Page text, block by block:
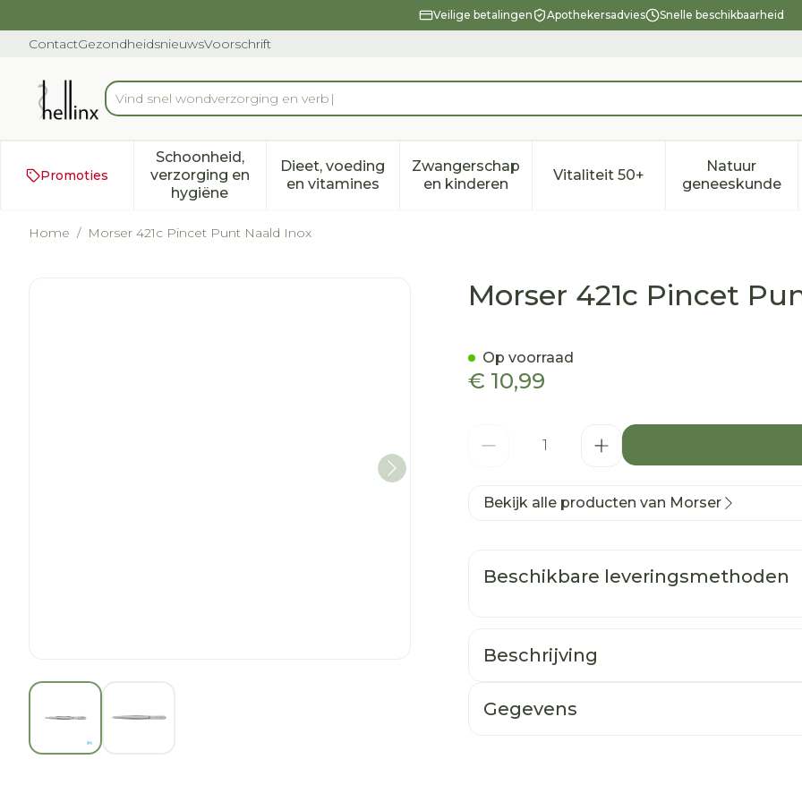
Veilige betalingen Apothekersadvies Snelle beschikbaarheid
ContactGezondheidsnieuwsVoorschrift
Product, merk, categorie...
Vind snel won
Promoties
Schoonheid,
verzorging en
hygiëne
Toon submenu voor Schoonheid, verzorging en hygiëne categorie
Dieet, voeding
en vitaminesToon submenu voor Dieet, voeding en vitamines categorie
Zwangerschap
en kinderenToon submenu voor Zwangerschap en
Vitaliteit 50+Toon submenu voor
Natuur
geneeskunde
Toon
Home / Morser 421c Pincet Punt Naald Inox
View larger image
Morser 421c Pincet Punt Naald InoxMorser 421c Pincet
€ 10,99
Op voorraad
Bekijk alle producten van Morser
Beschikbare leveringsmethoden
Beschrijving
Gegevens